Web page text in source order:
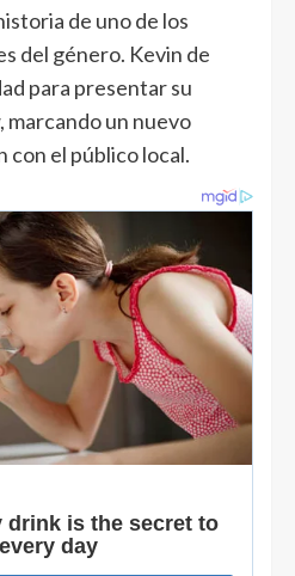
de uno de los
del género. Kevin de
para presentar su
marcando un nuevo
con el público local.